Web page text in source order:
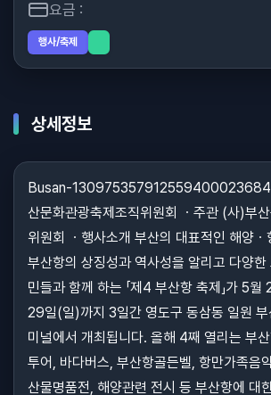
요금 :
행사/축제
상세정보
Busan-
산문화관광축제조직위원회 ㆍ주관 (사)부
위원회 ㆍ행사소개 부산의 대표적인 해양
부산항의 상징성과 역사성을 알리고 다양한
민들과 함께 하는 「제4 부산항 축제」가 5
29일(일)까지 3일간 영도구 동삼동 일원 부
미널에서 개최됩니다. 올해 4째 열리는 부
투어, 바다버스, 부산항골든벨, 항만가족음
산물명품전, 해양관련 전시 등 부산항에 대